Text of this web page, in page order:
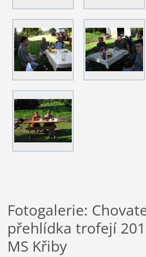
Fotogalerie:
přehlídka trofejí
MS Křiby